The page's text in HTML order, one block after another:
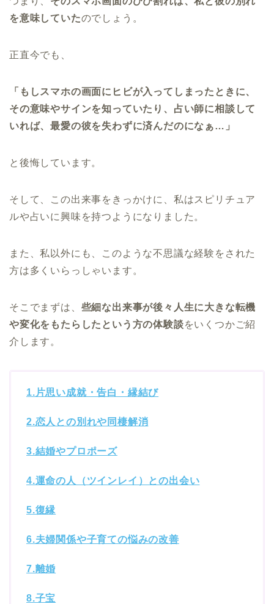
を意味していたのでしょう。
正直今でも、
「もしスマホの画面にヒビが入ってしまったときに、
その意味やサインを知っていたり、占い師に相談して
いれば、最愛の彼を失わずに済んだのになぁ…」
と後悔しています。
そして、この出来事をきっかけに、私はスピリチュア
ルや占いに興味を持つようになりました。
また、私以外にも、このような不思議な経験をされた
方は多くいらっしゃいます。
そこでまずは、 些細な出来事が後々人生に大きな転機
や変化をもたらしたという方の体験談をいくつかご紹
介します。
1.片思い成就・告白・縁結び
2.恋人との別れや同棲解消
3.結婚やプロポーズ
4.運命の人（ツインレイ）との出会い
5.復縁
6.夫婦関係や子育ての悩みの改善
7.離婚
8.子宝